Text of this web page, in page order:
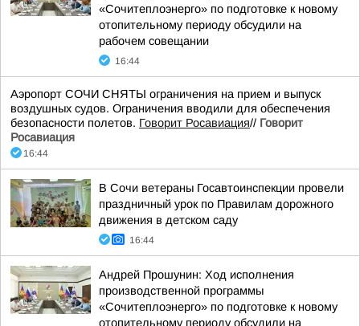
«Сочитеплоэнерго» по подготовке к новому
отопительному периоду обсудили на
рабочем совещании
16:44
Аэропорт СОЧИ СНЯТЫ ограничения на прием и выпуск
воздушных судов. Ограничения вводили для обеспечения
безопасности полетов. Говорит Росавиация// Говорит
Росавиация
16:44
В Сочи ветераны Госавтоинспекции провели
праздничный урок по Правилам дорожного
движения в детском саду
16:44
Андрей Прошунин: Ход исполнения
производственной программы
«Сочитеплоэнерго» по подготовке к новому
отопительному периоду обсудили на